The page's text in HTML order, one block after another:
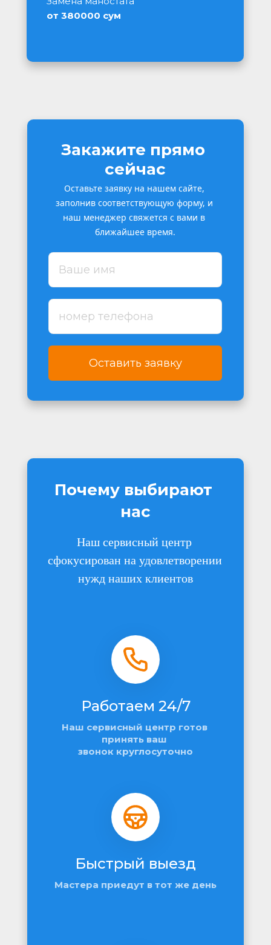
от 380000 сум
Оставить заявку
Закажите прямо
сейчас
Оставьте заявку на нашем сайте,
заполнив соответствующую форму, и
наш менеджер свяжется с вами в
ближайшее время.
Почему выбирают
нас
Наш сервисный центр
нужд наших клиентов
Быстрый выезд
Работаем 24/7
Наш сервисный центр готов
принять ваш
звонок круглосуточно
Мастера приедут в тот же день